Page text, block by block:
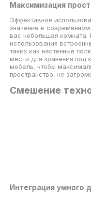
Максимизация
Эффективное
значение в
вас небольшая комната.
использования
таких как настенные
место для хранения под
мебель, чтобы
пространство, не
Смешение
Интеграция умного